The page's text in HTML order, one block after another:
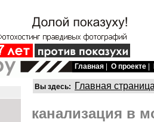
Главная О проекте
Вы здесь: Главная страница
канализация в